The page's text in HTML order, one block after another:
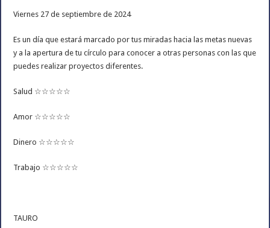
Viernes 27 de septiembre de 2024
Es un día que estará marcado por tus miradas hacia las metas nuevas
y a la apertura de tu círculo para conocer a otras personas con las que
puedes realizar proyectos diferentes.
Salud ☆☆☆☆☆
Amor ☆☆☆☆☆
Dinero ☆☆☆☆☆
Trabajo ☆☆☆☆☆
TAURO